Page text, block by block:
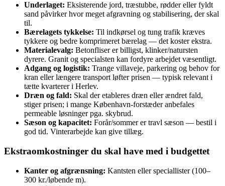
Underlaget: Eksisterende jord, træstubbe, rødder eller fyldt
sand påvirker hvor meget afgravning og stabilisering, der skal
til.
Bærelagets tykkelse: Til indkørsel og tung trafik kræves
tykkere og bedre komprimeret bærelag — det koster ekstra.
Materialevalg: Betonfliser er billigst, klinker/natursten
dyrere. Granit og specialsten kan fordyre arbejdet væsentligt.
Adgang og logistik: Trange villaveje, parkering og behov for
kran eller længere transport løfter prisen — typisk relevant i
tætte kvarterer i Herlev.
Dræn og fald: Skal der etableres dræn eller ændret fald,
stiger prisen; i mange København‑forstæder anbefales
permeable løsninger pga. skybrud.
Sæson og kapacitet: Forår/sommer er travl sæson — bestil i
god tid. Vinterarbejde kan give tillæg.
Ekstraomkostninger du skal have med i budgettet
Kanter og afgrænsning: Kantsten eller speciallister (100–
300 kr./løbende m).